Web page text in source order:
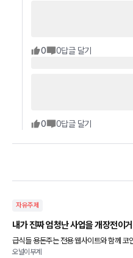
0 0답글 달기
0 0답글 달기
자유주제
내가 진짜 엄청난 사업을 개장전이
급식들 용돈주는 전용 웹사이트와 함께 코
꺼거든 그리고 유튜브 숏츠 틱톡 다시 활동
오널이부계